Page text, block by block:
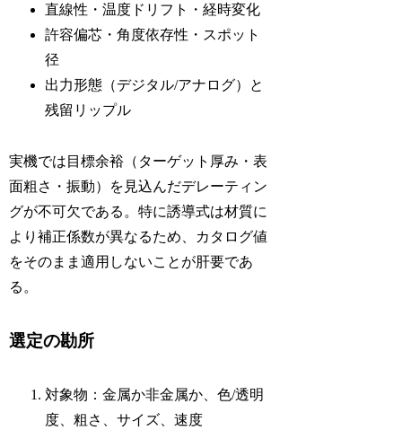
直線性・温度ドリフト・経時変化
許容偏芯・角度依存性・スポット
径
出力形態（デジタル/アナログ）と
残留リップル
実機では目標余裕（ターゲット厚み・表
面粗さ・振動）を見込んだデレーティン
グが不可欠である。特に誘導式は材質に
より補正係数が異なるため、カタログ値
をそのまま適用しないことが肝要であ
る。
選定の勘所
対象物：金属か非金属か、色/透明
度、粗さ、サイズ、速度